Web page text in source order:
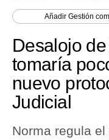
Perú
Política
Tu Dinero
Finanzas Personales
AñadirGestión
Desalojo
tomaría
nuevo
Judicial
Norma regula